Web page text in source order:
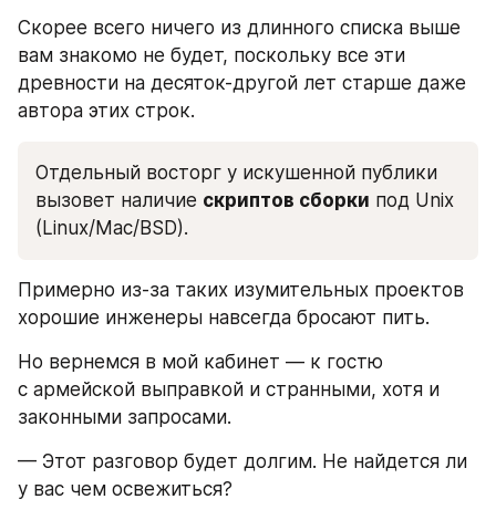
Скорее всего ничего из длинного списка выше
вам знакомо не будет, поскольку все эти
древности на десяток-другой лет старше даже
автора этих строк.
Отдельный восторг у искушенной публики
вызовет наличие скриптов сборки под Unix
(Linux/Mac/BSD).
Примерно из-за таких изумительных проектов
хорошие инженеры навсегда бросают пить.
Но вернемся в мой кабинет — к гостю
с армейской выправкой и странными, хотя и
законными запросами.
— Этот разговор будет долгим. Не найдется ли
у вас чем освежиться?